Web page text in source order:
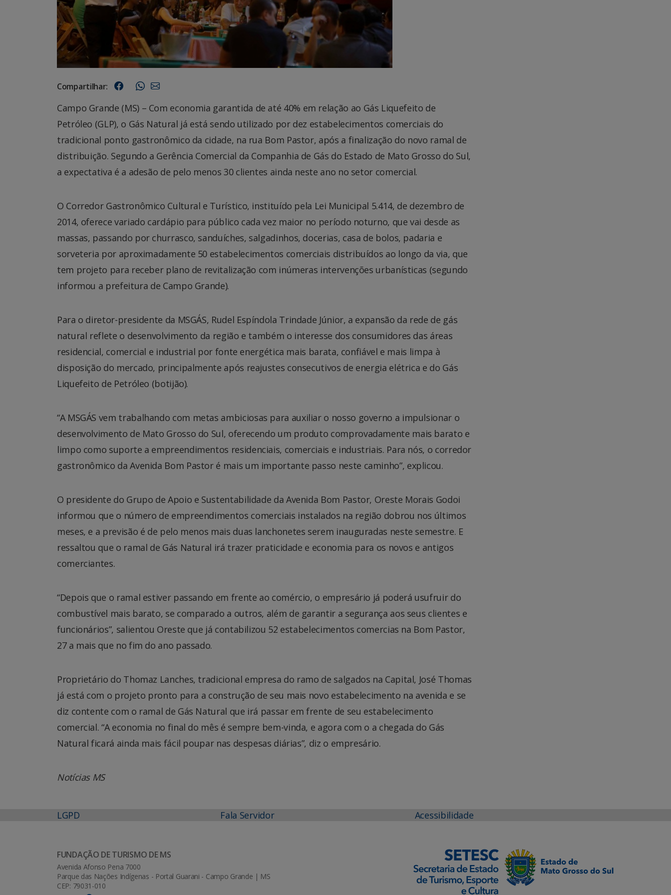
Compartilhar:
Campo Grande (MS) – Com economia garantida de até 40% em relação ao Gás Liquefeito de
Petróleo (GLP), o Gás Natural já está sendo utilizado por dez estabelecimentos comerciais do
tradicional ponto gastronômico da cidade, na rua Bom Pastor, após a finalização do novo ramal de
distribuição. Segundo a Gerência Comercial da Companhia de Gás do Estado de Mato Grosso do Sul,
a expectativa é a adesão de pelo menos 30 clientes ainda neste ano no setor comercial.
O Corredor Gastronômico Cultural e Turístico, instituído pela Lei Municipal 5.414, de dezembro de
2014, oferece variado cardápio para público cada vez maior no período noturno, que vai desde as
massas, passando por churrasco, sanduíches, salgadinhos, docerias, casa de bolos, padaria e
sorveteria por aproximadamente 50 estabelecimentos comerciais distribuídos ao longo da via, que
tem projeto para receber plano de revitalização com inúmeras intervenções urbanísticas (segundo
informou a prefeitura de Campo Grande).
Para o diretor-presidente da MSGÁS, Rudel Espíndola Trindade Júnior, a expansão da rede de gás
natural reflete o desenvolvimento da região e também o interesse dos consumidores das áreas
residencial, comercial e industrial por fonte energética mais barata, confiável e mais limpa à
disposição do mercado, principalmente após reajustes consecutivos de energia elétrica e do Gás
Liquefeito de Petróleo (botijão).
“A MSGÁS vem trabalhando com metas ambiciosas para auxiliar o nosso governo a impulsionar o
desenvolvimento de Mato Grosso do Sul, oferecendo um produto comprovadamente mais barato e
limpo como suporte a empreendimentos residenciais, comerciais e industriais. Para nós, o corredor
gastronômico da Avenida Bom Pastor é mais um importante passo neste caminho”, explicou.
O presidente do Grupo de Apoio e Sustentabilidade da Avenida Bom Pastor, Oreste Morais Godoi
informou que o número de empreendimentos comerciais instalados na região dobrou nos últimos
meses, e a previsão é de pelo menos mais duas lanchonetes serem inauguradas neste semestre. E
ressaltou que o ramal de Gás Natural irá trazer praticidade e economia para os novos e antigos
comerciantes.
“Depois que o ramal estiver passando em frente ao comércio, o empresário já poderá usufruir do
combustível mais barato, se comparado a outros, além de garantir a segurança aos seus clientes e
funcionários”, salientou Oreste que já contabilizou 52 estabelecimentos comercias na Bom Pastor,
27 a mais que no fim do ano passado.
Proprietário do Thomaz Lanches, tradicional empresa do ramo de salgados na Capital, José Thomas
já está com o projeto pronto para a construção de seu mais novo estabelecimento na avenida e se
diz contente com o ramal de Gás Natural que irá passar em frente de seu estabelecimento
comercial. “A economia no final do mês é sempre bem-vinda, e agora com o a chegada do Gás
Natural ficará ainda mais fácil poupar nas despesas diárias”, diz o empresário.
Notícias MS
LGPD Fala Servidor Acessibilidade
FUNDAÇÃO DE TURISMO DE MS
Avenida Afonso Pena 7000
Parque das Nações Indígenas - Portal Guarani - Campo Grande | MS
CEP: 79031-010